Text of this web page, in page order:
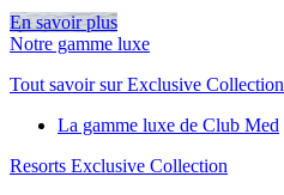
En savoir plus
Notre gamme luxe
Tout savoir sur Exclusive Collection
La gamme luxe de Club Med
Resorts Exclusive Collection